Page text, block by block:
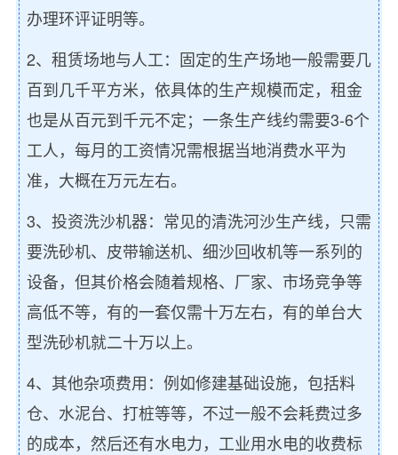
办理环评证明等。
2、租赁场地与人工：固定的生产场地一般需要几
百到几千平方米，依具体的生产规模而定，租金
也是从百元到千元不定；一条生产线约需要3-6个
工人，每月的工资情况需根据当地消费水平为
准，大概在万元左右。
3、投资洗沙机器：常见的清洗河沙生产线，只需
要洗砂机、皮带输送机、细沙回收机等一系列的
设备，但其价格会随着规格、厂家、市场竞争等
高低不等，有的一套仅需十万左右，有的单台大
型洗砂机就二十万以上。
4、其他杂项费用：例如修建基础设施，包括料
仓、水泥台、打桩等等，不过一般不会耗费过多
的成本，然后还有水电力，工业用水电的收费标